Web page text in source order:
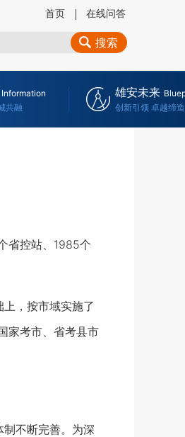
首页 在线问答
搜索
Information
共融
雄安未来
创新引领 卓越缔造
省控站、1985个
，按市域实施了
家考市、省考县市
不断完善。为深